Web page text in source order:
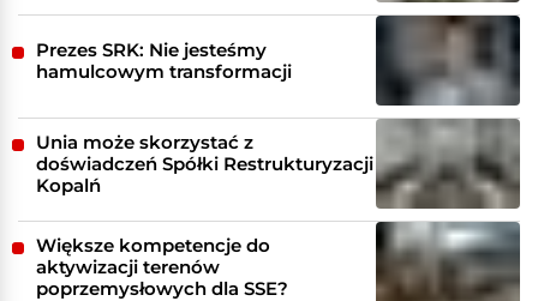
Prezes SRK: Nie jesteśmy
hamulcowym transformacji
Unia może skorzystać z
doświadczeń Spółki Restrukturyzacji
Kopalń
Większe kompetencje do
aktywizacji terenów
poprzemysłowych dla SSE?